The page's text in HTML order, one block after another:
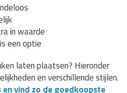
in waarde
een optie
laten plaatsen? Hieronder
en verschillende stijlen.
vind zo de goedkoopste